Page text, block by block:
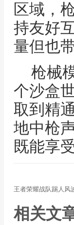
区域，
持友好
量但也
枪械
个沙盒
取到精
地中枪
既能享
王者荣耀战队踢人风
相关文